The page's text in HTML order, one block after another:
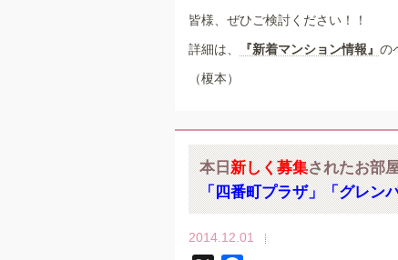
皆様、ぜひご検討ください！！
詳細は、
『新着マンション情報』 の
（榎本）
本日新しく募集されたお部
「四番町プラザ」「グレン
2014.12.01